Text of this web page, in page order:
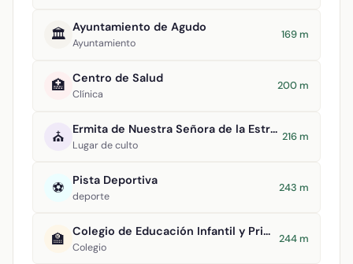
🏛️ Ayuntamiento de Agudo
Ayuntamiento
169 m
🏥 Centro de Salud
Clínica
200 m
⛪ Ermita de Nuestra Señora de la Estrella
Lugar de culto
216 m
⚽ Pista Deportiva
deporte
243 m
🏫 Colegio de Educación Infantil y Primaria Virgen de la Estrella
Colegio
244 m